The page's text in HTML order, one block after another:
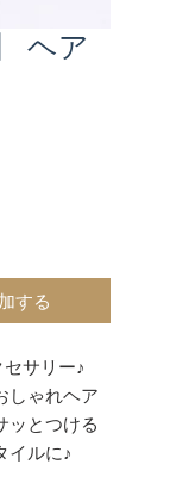
ヘア
する
サリー♪
しゃれヘア
とつける
イルに♪